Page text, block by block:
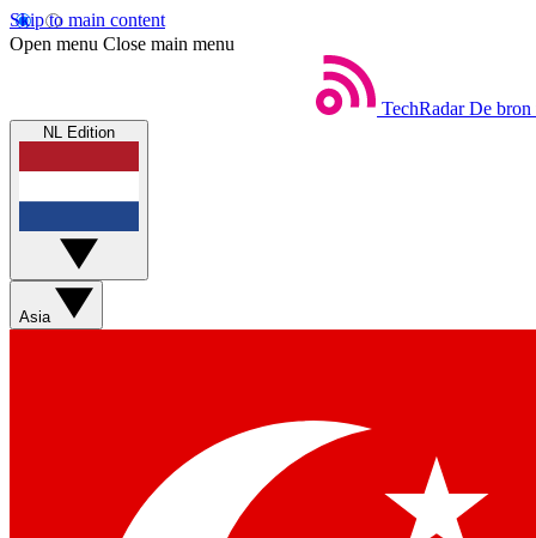
Skip to main content
Open menu Close main menu
TechRadar De bron
NL Edition
Asia